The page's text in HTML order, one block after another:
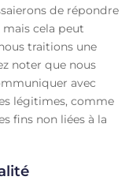
de répondre
cela peut
traitions une
noter que nous
avec
légitimes, comme
fins non liées à la